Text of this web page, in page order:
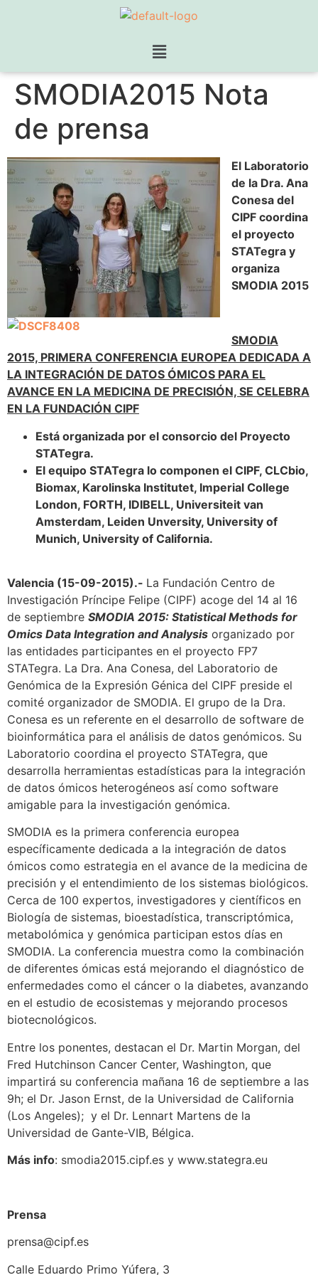
SMODIA2015 Nota
de prensa
El Laboratorio
de la Dra. Ana
Conesa del
CIPF coordina
el proyecto
STATegra y
organiza
SMODIA 2015
SMODIA
2015, PRIMERA CONFERENCIA EUROPEA DEDICADA A
LA INTEGRACIÓN DE DATOS ÓMICOS PARA EL
AVANCE EN LA MEDICINA DE PRECISIÓN, SE CELEBRA
EN LA FUNDACIÓN CIPF
Está organizada por el consorcio del Proyecto
STATegra.
El equipo STATegra lo componen el CIPF, CLCbio,
Biomax, Karolinska Institutet, Imperial College
London, FORTH, IDIBELL, Universiteit van
Amsterdam, Leiden Unversity, University of
Munich, University of California.
Valencia (15-09-2015).- La Fundación Centro de
Investigación Príncipe Felipe (CIPF) acoge del 14 al 16
de septiembre SMODIA 2015: Statistical Methods for
Omics Data Integration and Analysis organizado por
las entidades participantes en el proyecto FP7
STATegra. La Dra. Ana Conesa, del Laboratorio de
Genómica de la Expresión Génica del CIPF preside el
comité organizador de SMODIA. El grupo de la Dra.
Conesa es un referente en el desarrollo de software de
bioinformática para el análisis de datos genómicos. Su
Laboratorio coordina el proyecto STATegra, que
desarrolla herramientas estadísticas para la integración
de datos ómicos heterogéneos así como software
amigable para la investigación genómica.
SMODIA es la primera conferencia europea
específicamente dedicada a la integración de datos
ómicos como estrategia en el avance de la medicina de
precisión y el entendimiento de los sistemas biológicos.
Cerca de 100 expertos, investigadores y científicos en
Biología de sistemas, bioestadística, transcriptómica,
metabolómica y genómica participan estos días en
SMODIA. La conferencia muestra como la combinación
de diferentes ómicas está mejorando el diagnóstico de
enfermedades como el cáncer o la diabetes, avanzando
en el estudio de ecosistemas y mejorando procesos
biotecnológicos.
Entre los ponentes, destacan el Dr. Martin Morgan, del
Fred Hutchinson Cancer Center, Washington, que
impartirá su conferencia mañana 16 de septiembre a las
9h; el Dr. Jason Ernst, de la Universidad de California
(Los Angeles); y el Dr. Lennart Martens de la
Universidad de Gante-VIB, Bélgica.
Más info: smodia2015.cipf.es y www.stategra.eu
Prensa
prensa@cipf.es
Calle Eduardo Primo Yúfera, 3